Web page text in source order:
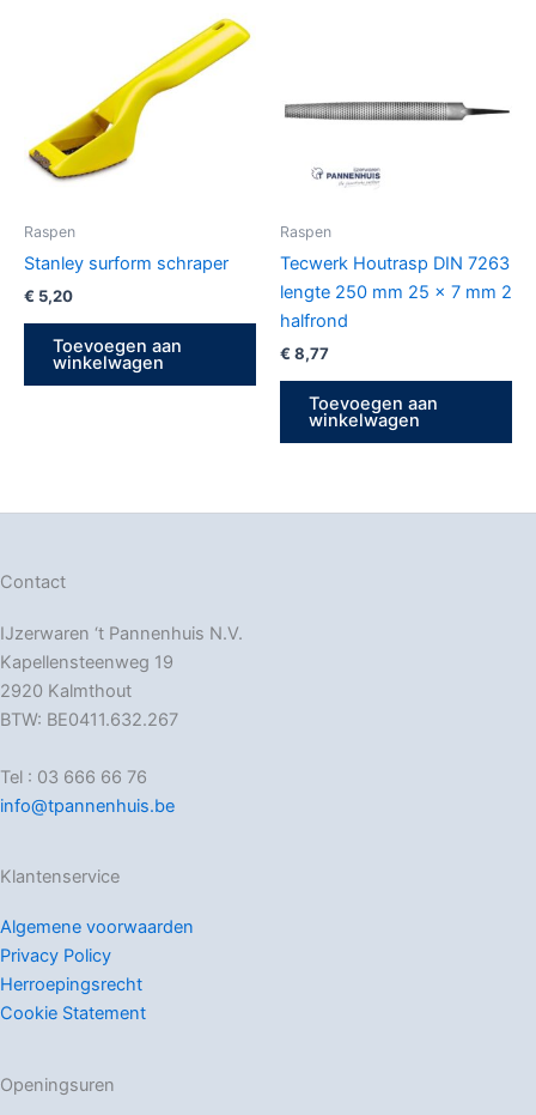
Raspen
Stanley surform schraper
€ 5,20
Toevoegen aan
winkelwagen
Raspen
Tecwerk Houtrasp DIN 7263
lengte 250 mm 25 x 7 mm 2
halfrond
€ 8,77
Toevoegen aan
winkelwagen
Contact
IJzerwaren ‘t Pannenhuis N.V.
Kapellensteenweg 19
2920 Kalmthout
BTW: BE0411.632.267
Tel : 03 666 66 76
info@tpannenhuis.be
Klantenservice
Algemene voorwaarden
Privacy Policy
Herroepingsrecht
Cookie Statement
Openingsuren